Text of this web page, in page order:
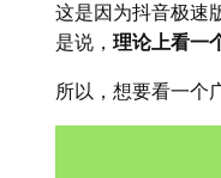
这是因为抖音极速
是说， 理论上看一
所以，想要看一个